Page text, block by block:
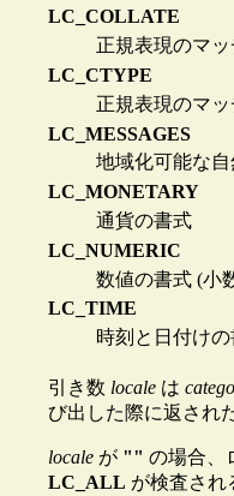
LC_COLLATE
正規表現のマ
LC_CTYPE
正規表現のマ
LC_MESSAGES
地域化可能な
LC_MONETARY
通貨の書式
LC_NUMERIC
数値の書式 (小
LC_TIME
時刻と日付け
引き数 locale は
び出した際に返され
locale が "" の場合、
LC_ALL が検査され